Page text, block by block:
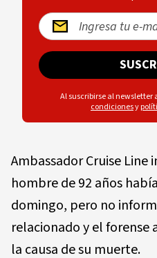
Al suscribirse al newsletter
condicionesy
Ambassador Cruise Line
hombre de 92 años
domingo, pero no
relacionado y el
la causa de su muerte.